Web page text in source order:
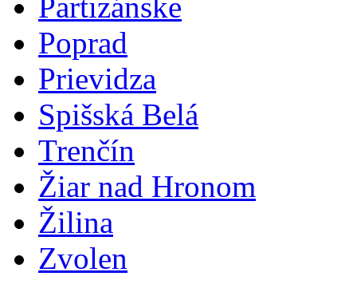
Poprad
Prievidza
Spišská Belá
Trenčín
Žiar nad Hronom
Žilina
Zvolen